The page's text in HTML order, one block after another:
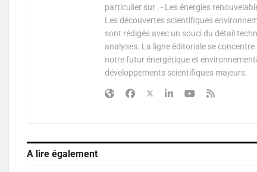
particulier sur : - Les énergies
Les découvertes scientifiques
sont rédigés avec un souci du détail
analyses. La ligne éditoriale se
notre futur énergétique et
développements scientifiques majeurs.
A lire également